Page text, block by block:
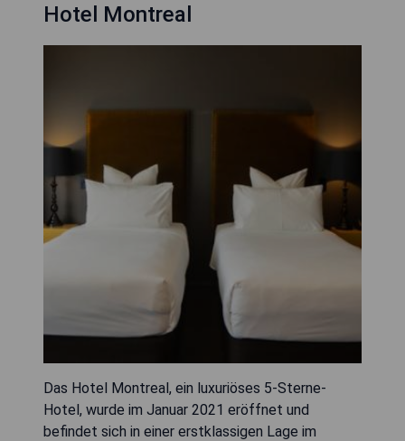
Hotel Montreal
Das Hotel Montreal, ein luxuriöses 5-Sterne-
Hotel, wurde im Januar 2021 eröffnet und
befindet sich in einer erstklassigen Lage im